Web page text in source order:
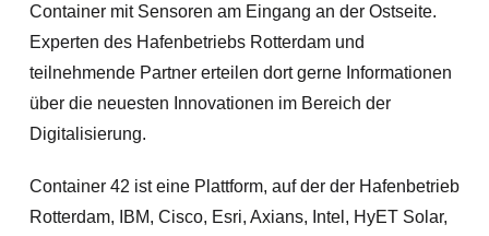
Container mit Sensoren am Eingang an der Ostseite.
Experten des Hafenbetriebs Rotterdam und
teilnehmende Partner erteilen dort gerne Informationen
über die neuesten Innovationen im Bereich der
Digitalisierung.
Container 42 ist eine Plattform, auf der der Hafenbetrieb
Rotterdam, IBM, Cisco, Esri, Axians, Intel, HyET Solar,